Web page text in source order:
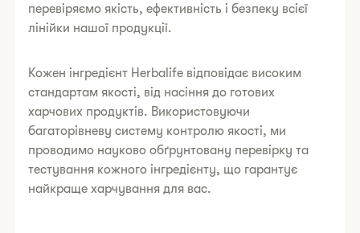
перевіряємо якість, ефективність і безпеку всієї
лінійки нашої продукції.
Кожен інгредієнт Herbalife відповідає високим
стандартам якості, від насіння до готових
харчових продуктів. Використовуючи
багаторівневу систему контролю якості, ми
проводимо науково обґрунтовану перевірку та
тестування кожного інгредієнту, що гарантує
найкраще харчування для вас.